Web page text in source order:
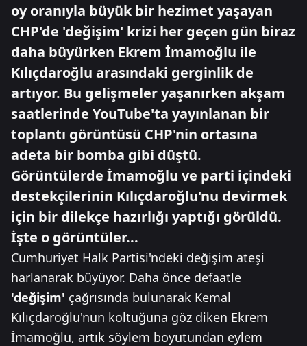
oy oranıyla büyük bir hezimet yaşayan
CHP'de 'değişim' krizi her geçen gün biraz
daha büyürken Ekrem İmamoğlu ile
Kılıçdaroğlu arasındaki gerginlik de
artıyor. Bu gelişmeler yaşanırken akşam
saatlerinde YouTube'ta yayınlanan bir
toplantı görüntüsü CHP'nin ortasına
adeta bir bomba gibi düştü.
Görüntülerde İmamoğlu ve parti içindeki
destekçilerinin Kılıçdaroğlu'nu devirmek
için bir dilekçe hazırlığı yaptığı görüldü.
İşte o görüntüler...
Cumhuriyet Halk Partisi'ndeki değişim ateşi
harlanarak büyüyor. Daha önce defaatle
'değişim' çağrısında bulunarak Kemal
Kılıçdaroğlu'nun koltuğuna göz diken Ekrem
İmamoğlu, artık söylem boyutundan eylem